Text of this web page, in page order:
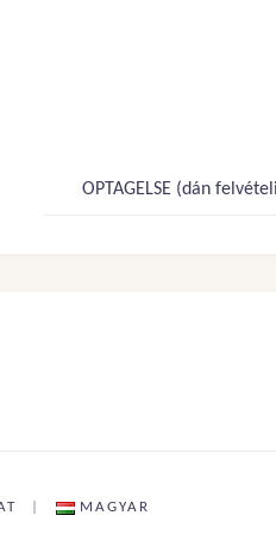
OPTAGELSE (dán
MAGYAR